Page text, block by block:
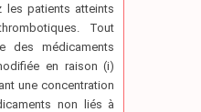
les patients atteints
Tout
des médicaments
en raison (i)
une concentration
non liés à